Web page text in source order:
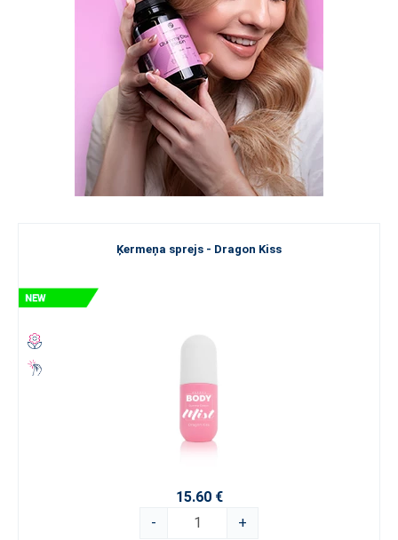
Ķermeņa sprejs - Dragon Kiss
15.60 €
-
+